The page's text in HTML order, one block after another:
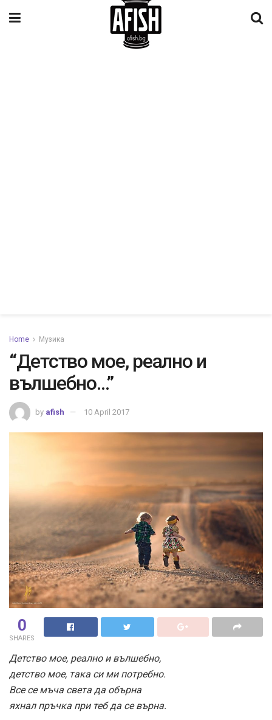
Home Музика
“Детство мое, реално и
вълшебно…”
by afish 10 April 2017
0
SHARES
Детство мое, реално и вълшебно,
детство мое, така си ми потребно.
Все се мъча света да обърна
яхнал пръчка при теб да се върна.